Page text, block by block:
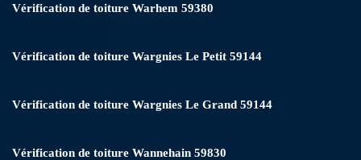
Vérification de toiture Warhem 59380
Vérification de toiture Wargnies Le Petit 59144
Vérification de toiture Wargnies Le Grand 59144
Vérification de toiture Wannehain 59830